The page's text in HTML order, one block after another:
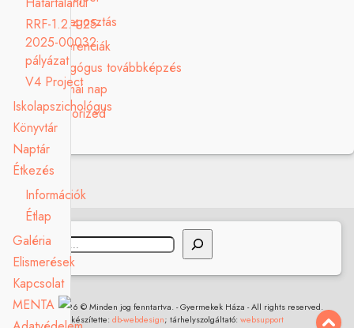
RRF-1.2.4-25-
2025-00032
pályázat
V4 Project
Iskolapszichológus
Könyvtár
Naptár
Étkezés
Információk
Étlap
Galéria
Elismerések
Kapcsolat
MENTA
Tudásmegosztás
Konferenciák
Pedagógus továbbképzés
Szakmai nap
Uncategorized
Keresés
2017 - 2026 © Minden jog fenntartva. - Gyermekek Háza - All rights reserved.
készítette: db-webdesign; tárhelyszolgáltató: websupport